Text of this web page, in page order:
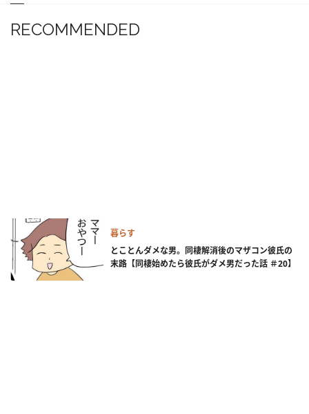
RECOMMENDED
暮らす
とことんダメな男。同棲解消後のマザコン彼氏の
末路【同棲始めたら彼氏がダメ男だった話 ＃20】